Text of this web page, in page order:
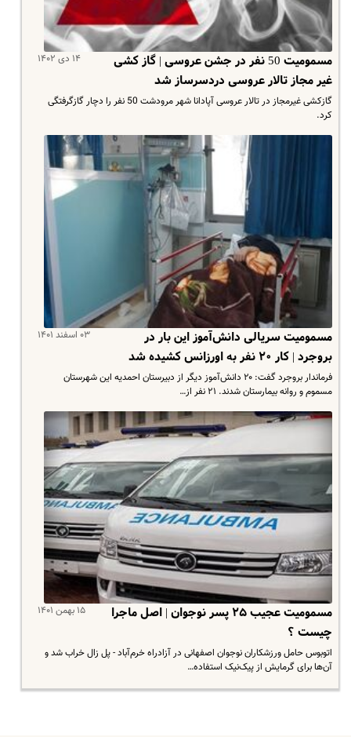
۱۴ دی ۱۴۰۲
مسمومیت 50 نفر در جشن عروسی | گاز کشی
غیر مجاز تالار عروسی دردسرساز شد
گازکشی غیرمجاز در تالار عروسی آپادانا شهر مرودشت 50 نفر را دچار گازگرفتگی
کرد.
۰۳ اسفند ۱۴۰۱
مسمومیت سریالی دانش‌آموز این بار در
بروجرد | کار ۲۰ نفر به اورزانس کشیده شد
فرماندار بروجرد گفت: ۲۰ دانش‌آموز دیگر از دبیرستان احمدیه این شهرستان
مسموم و روانه بیمارستان شدند. ۲۱ نفر از…
۱۵ بهمن ۱۴۰۱
مسمومیت عجیب ۲۵ پسر نوجوان | اصل ماجرا
چیست ؟
اتوبوس حامل ورزشکاران نوجوان اصفهانی در آزادراه خرم‌آباد - پل زال خراب شد و
آن‌ها برای گرمایش از پیک‌نیک استفاده…